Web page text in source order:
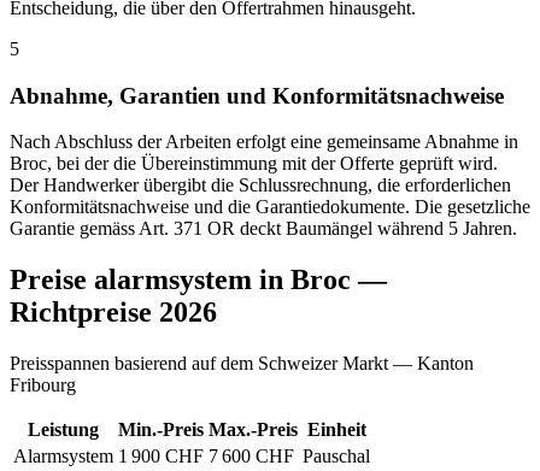
Entscheidung, die über den Offertrahmen hinausgeht.
5
Abnahme, Garantien und Konformitätsnachweise
Nach Abschluss der Arbeiten erfolgt eine gemeinsame Abnahme in
Broc, bei der die Übereinstimmung mit der Offerte geprüft wird.
Der Handwerker übergibt die Schlussrechnung, die erforderlichen
Konformitätsnachweise und die Garantiedokumente. Die gesetzliche
Garantie gemäss Art. 371 OR deckt Baumängel während 5 Jahren.
Preise alarmsystem in Broc —
Richtpreise 2026
Preisspannen basierend auf dem Schweizer Markt — Kanton
Fribourg
Leistung Min.-Preis Max.-Preis Einheit
Alarmsystem 1 900 CHF 7 600 CHF Pauschal